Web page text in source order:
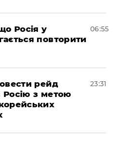
Росія у
повторити
06:55
рейд
Росію з метою
23:31